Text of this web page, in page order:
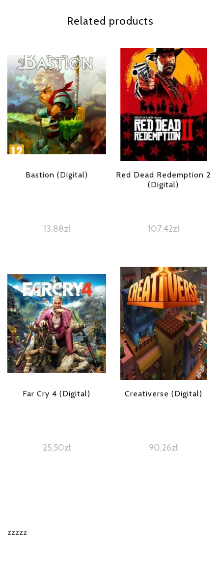
Related products
Bastion (Digital)
13,88zł
Red Dead Redemption 2
(Digital)
107,42zł
Far Cry 4 (Digital)
25,50zł
Creativerse (Digital)
90,26zł
zzzzz